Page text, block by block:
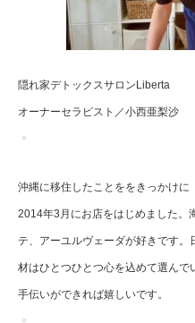
隠れ家デトックスサロンLiberta
オーナーセラピスト／小西亜梨沙
沖縄に移住したことををきっかけに
2014年3月にお店をはじめました。
テ、アーユルヴェーダが好きです
材はひとつひとつ心を込めて選ん
手伝いができれば嬉しいです。